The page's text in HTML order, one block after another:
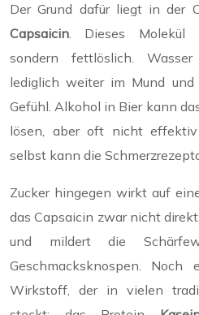
Der Grund dafür liegt in der
Capsaicin. Dieses Molekül
sondern fettlöslich.
lediglich weiter im Mund
Gefühl. Alkohol in Bier kann
lösen, aber oft nicht
selbst kann die
Zucker hingegen wirkt auf
das Capsaicin zwar nicht
und mildert die
Geschmacksknospen.
Wirkstoff, der in vielen